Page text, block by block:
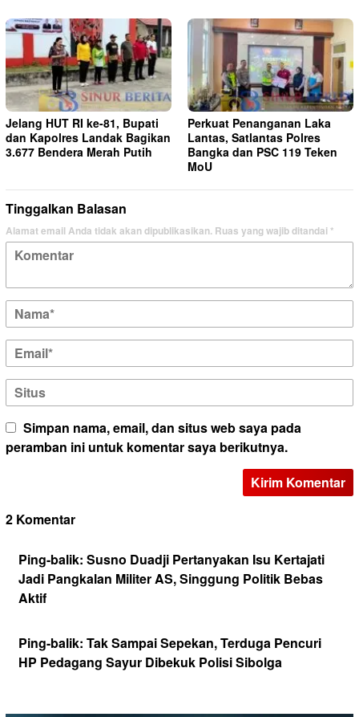
Jelang HUT RI ke-81, Bupati
dan Kapolres Landak Bagikan
3.677 Bendera Merah Putih
Perkuat Penanganan Laka
Lantas, Satlantas Polres
Bangka dan PSC 119 Teken
MoU
Tinggalkan Balasan
Alamat email Anda tidak akan dipublikasikan. Ruas yang wajib ditandai*
Simpan nama, email, dan situs web saya pada
peramban ini untuk komentar saya berikutnya.
2 Komentar
Ping-balik: Susno Duadji Pertanyakan Isu Kertajati
Jadi Pangkalan Militer AS, Singgung Politik Bebas
Aktif
Ping-balik: Tak Sampai Sepekan, Terduga Pencuri
HP Pedagang Sayur Dibekuk Polisi Sibolga